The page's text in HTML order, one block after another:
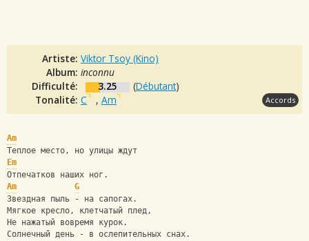
Artiste: Viktor Tsoy (Kino)
Album: inconnu
Difficulté:
3.25 (Débutant)
Tonalité: C , Am Accords
Am
Теплое место, но улицы ждут
Em
Отпечатков наших ног.
Am
G
Звездная пыль - на сапогах.
Мягкое кресло, клетчатый плед,
Не нажатый вовремя курок.
Солнечный день - в ослепительных снах.